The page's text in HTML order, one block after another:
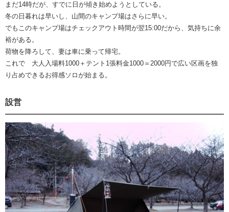
まだ14時だが、すでに日が傾き始めようとしている。
冬の日暮れは早いし、山間のキャンプ場はさらに早い。
でもこのキャンプ場はチェックアウト時間が翌15:00だから、気持ちに余
裕がある。
荷物を降ろして、妻は車に乗って帰宅。
これで 大人入場料1000＋テント1張料金1000＝2000円で広い区画を独
り占めできるお得感ソロが始まる。
設営